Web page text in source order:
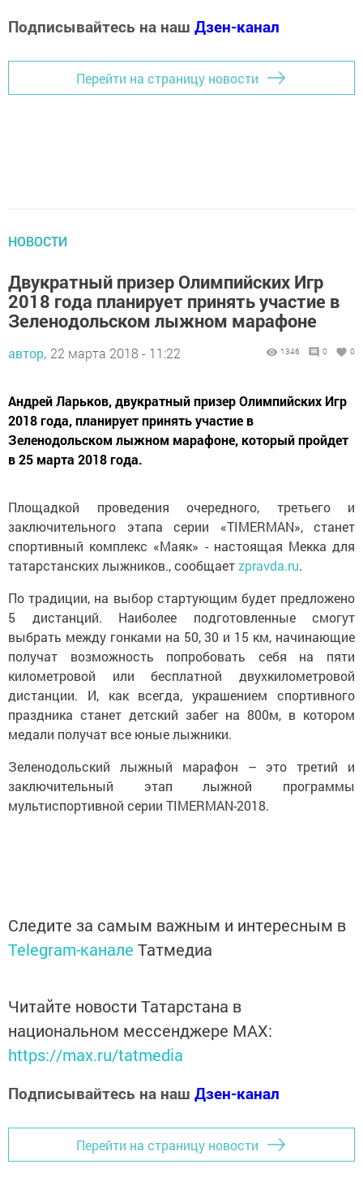
Подписывайтесь на наш Дзен-канал
Перейти на страницу новости
НОВОСТИ
Двукратный призер Олимпийских Игр
2018 года планирует принять участие в
Зеленодольском лыжном марафоне
автор, 22 марта 2018 - 11:22 1346 0 0
Андрей Ларьков, двукратный призер Олимпийских Игр
2018 года, планирует принять участие в
Зеленодольском лыжном марафоне, который пройдет
в 25 марта 2018 года.
Площадкой проведения очередного, третьего и
заключительного этапа серии «TIMERMAN», станет
спортивный комплекс «Маяк» - настоящая Мекка для
татарстанских лыжников., сообщаетzpravda.ru.
По традиции, на выбор стартующим будет предложено
5 дистанций. Наиболее подготовленные смогут
выбрать между гонками на 50, 30 и 15 км, начинающие
получат возможность попробовать себя на пяти
километровой или бесплатной двухкилометровой
дистанции. И, как всегда, украшением спортивного
праздника станет детский забег на 800м, в котором
медали получат все юные лыжники.
Зеленодольский лыжный марафон – это третий и
заключительный этап лыжной программы
мультиспортивной серии TIMERMAN-2018.
Следите за самым важным и интересным в
Telegram-канале Татмедиа
Читайте новости Татарстана в
национальном мессенджере MАХ:
https://max.ru/tatmedia
Подписывайтесь на наш Дзен-канал
Перейти на страницу новости